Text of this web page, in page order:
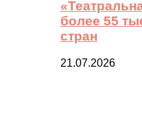
более 55
стран
21.07.2026